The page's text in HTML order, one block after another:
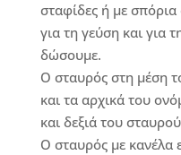
σταφίδες ή με
για τη γεύση και για
δώσουμε.
Ο σταυρός στη μέση
και τα αρχικά του
και δεξιά του
Ο σταυρός με κανέλα